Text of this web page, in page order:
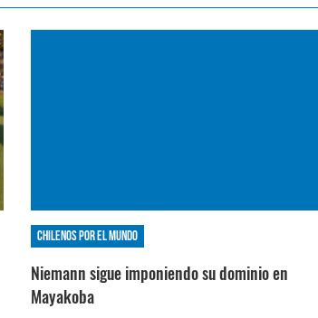
Chilenos por el mundo
Niemann sigue imponiendo su dominio en
Mayakoba